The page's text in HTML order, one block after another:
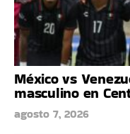
México vs
masculino en
agosto 7, 2026